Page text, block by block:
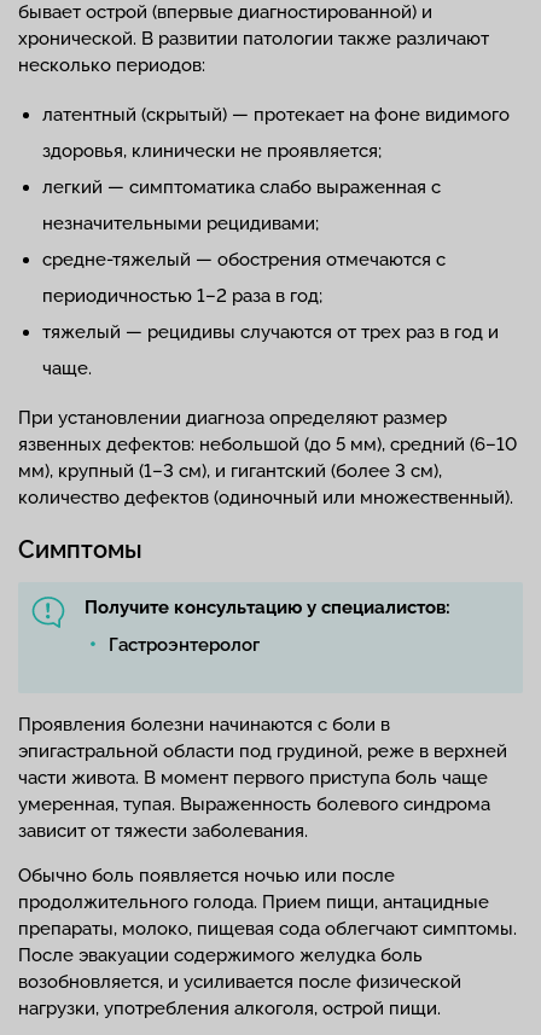
бывает острой (впервые диагностированной) и
хронической. В развитии патологии также различают
несколько периодов:
латентный (скрытый) — протекает на фоне видимого
здоровья, клинически не проявляется;
легкий — симптоматика слабо выраженная с
незначительными рецидивами;
средне-тяжелый — обострения отмечаются с
периодичностью 1–2 раза в год;
тяжелый — рецидивы случаются от трех раз в год и
чаще.
При установлении диагноза определяют размер
язвенных дефектов: небольшой (до 5 мм), средний (6–10
мм), крупный (1–3 см), и гигантский (более 3 см),
количество дефектов (одиночный или множественный).
Симптомы
Получите консультацию у специалистов:
Гастроэнтеролог
Проявления болезни начинаются с боли в
эпигастральной области под грудиной, реже в верхней
части живота. В момент первого приступа боль чаще
умеренная, тупая. Выраженность болевого синдрома
зависит от тяжести заболевания.
Обычно боль появляется ночью или после
продолжительного голода. Прием пищи, антацидные
препараты, молоко, пищевая сода облегчают симптомы.
После эвакуации содержимого желудка боль
возобновляется, и усиливается после физической
нагрузки, употребления алкоголя, острой пищи.